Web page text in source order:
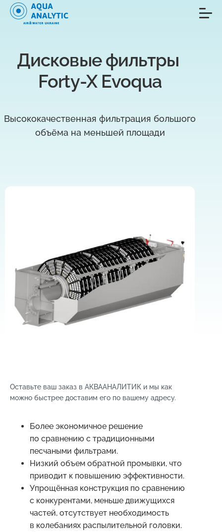
Дисковые фильтры
Forty-X Evoqua
Высококачественная фильтрация большого
объёма на меньшей площади
Оставьте ваш заказ в АКВААНАЛИТИК и мы как
можно быстрее доставим его по вашему адресу.
Более экономичное решение
по сравнению с традиционными
песчаными фильтрами.
Низкий объем обратной промывки, что
приводит к повышению эффективности.
Упрощённая конструкция по сравнению
с конкурентами, меньше движущихся
частей, отсутствует необходимость
в колебаниях распылительной головки.